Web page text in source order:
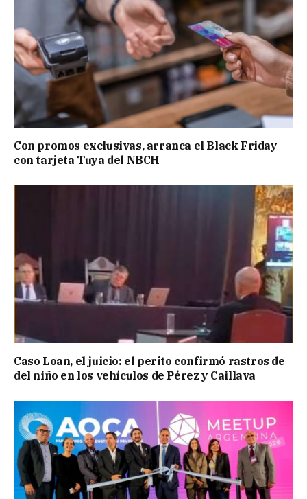
Con promos exclusivas, arranca el Black Friday
con tarjeta Tuya del NBCH
Caso Loan, el juicio: el perito confirmó rastros de
del niño en los vehículos de Pérez y Caillava